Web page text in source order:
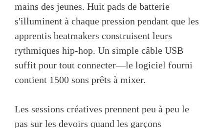
mains des jeunes. Huit pads de batterie
s'illuminent à chaque pression pendant que les
apprentis beatmakers construisent leurs
rythmiques hip-hop. Un simple câble USB
suffit pour tout connecter—le logiciel fourni
contient 1500 sons prêts à mixer.
Les sessions créatives prennent peu à peu le
pas sur les devoirs quand les garçons